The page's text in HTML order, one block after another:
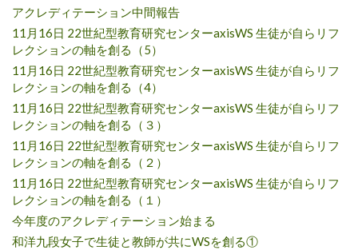
アクレディテーション中間報告
11月16日 22世紀型教育研究センターaxisWS 生徒が自らリフ
レクションの軸を創る（5）
11月16日 22世紀型教育研究センターaxisWS 生徒が自らリフ
レクションの軸を創る（4）
11月16日 22世紀型教育研究センターaxisWS 生徒が自らリフ
レクションの軸を創る（３）
11月16日 22世紀型教育研究センターaxisWS 生徒が自らリフ
レクションの軸を創る（２）
11月16日 22世紀型教育研究センターaxisWS 生徒が自らリフ
レクションの軸を創る（１）
今年度のアクレディテーション始まる
和洋九段女子で生徒と教師が共にWSを創る①